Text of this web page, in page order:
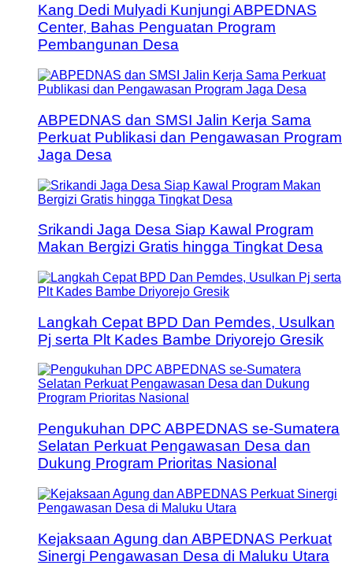
Kang Dedi Mulyadi Kunjungi ABPEDNAS
Center, Bahas Penguatan Program
Pembangunan Desa
ABPEDNAS dan SMSI Jalin Kerja Sama
Perkuat Publikasi dan Pengawasan Program
Jaga Desa
Srikandi Jaga Desa Siap Kawal Program
Makan Bergizi Gratis hingga Tingkat Desa
Langkah Cepat BPD Dan Pemdes, Usulkan
Pj serta Plt Kades Bambe Driyorejo Gresik
Pengukuhan DPC ABPEDNAS se-Sumatera
Selatan Perkuat Pengawasan Desa dan
Dukung Program Prioritas Nasional
Kejaksaan Agung dan ABPEDNAS Perkuat
Sinergi Pengawasan Desa di Maluku Utara